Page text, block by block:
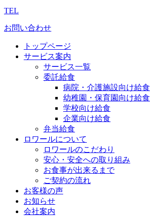
TEL
お問い合わせ
トップページ
サービス案内
サービス一覧
委託給食
病院・介護施設向け給食
幼稚園・保育園向け給食
学校向け給食
企業向け給食
弁当給食
ロワールについて
ロワールのこだわり
安心・安全への取り組み
お食事が出来るまで
ご契約の流れ
お客様の声
お知らせ
会社案内